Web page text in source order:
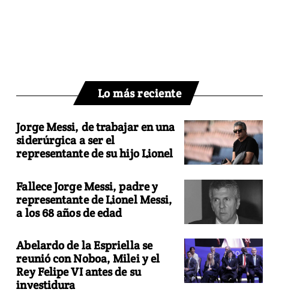
Lo más reciente
Jorge Messi, de trabajar en una
siderúrgica a ser el
representante de su hijo Lionel
Fallece Jorge Messi, padre y
representante de Lionel Messi,
a los 68 años de edad
Abelardo de la Espriella se
reunió con Noboa, Milei y el
Rey Felipe VI antes de su
investidura